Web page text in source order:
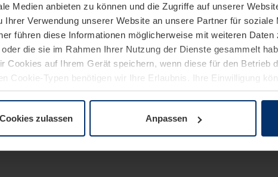
Medien anbieten zu können und die Zugriffe auf unserer
Ihrer Verwendung unserer Website an unsere Partner für soziale
führen diese Informationen möglicherweise mit weiteren
die sie im Rahmen Ihrer Nutzung der Dienste gesammelt
Cookies auf Ihrem Gerät speichern, wenn diese für den Betrieb
Cookie-Typen benötigen wir Ihre Erlaubnis. Ihre Einwilligung
SeiteDatenschutzerklärungunserer Website ändern oder
zulassen Anpassen